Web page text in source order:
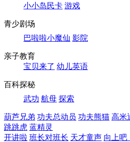
小小岛民卡 游戏
青少剧场
巴啦啦小魔仙 影院
亲子教育
宝贝来了 幼儿英语
百科探秘
武功 航母 探索
葫芦兄弟 功夫总动员 功夫熊猫 高米
跳跳虎 蓝精灵
开讲啦 班长对班长 天才童声 向上吧